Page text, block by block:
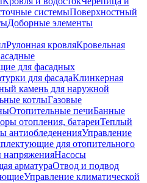
системыПоверхностный
Доборные элементы
Рулонная кровляКровельная
для фасадных
для фасадаКлинкерная
камень для наружной
котлыГазовые
Отопительные печиБанные
отопления, батареиТеплый
антиобледененияУправление
для отопительного
напряженияНасосы
арматураОтвод и подвод
Управление климатической